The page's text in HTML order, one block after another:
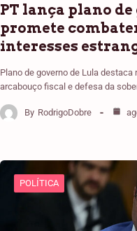
PT lança plano
promete
interesses
Plano de governo de Lula destaca
arcabouço fiscal e defesa da
By RodrigoDobre
POLÍTICA